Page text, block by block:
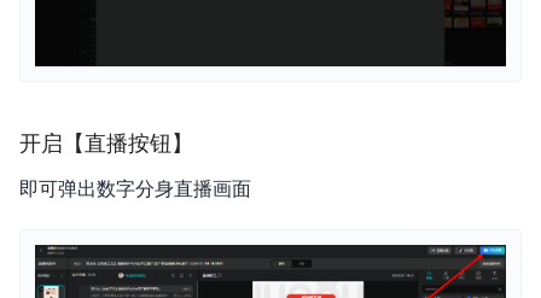
开启【直播按钮】
即可弹出数字分身直播画面